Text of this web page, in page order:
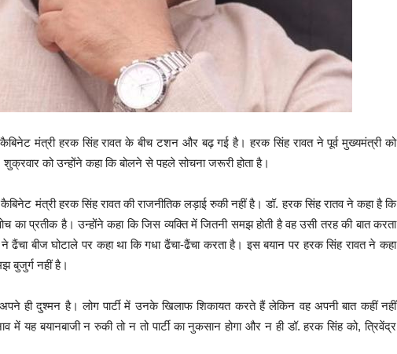
कैबिनेट मंत्री हरक सिंह रावत के बीच टशन और बढ़ गई है। हरक सिंह रावत ने पूर्व मुख्यमंत्री को
को उन्होंने कहा कि बोलने से पहले सोचना जरूरी होता है।
कैबिनेट मंत्री हरक सिंह रावत की राजनीतिक लड़ाई रुकी नहीं है। डॉ. हरक सिंह रातव ने कहा है कि
का प्रतीक है। उन्होंने कहा कि जिस व्यक्ति में जितनी समझ होती है वह उसी तरह की बात करता
ने ढैंचा बीज घोटाले पर कहा था कि गधा ढैंचा-ढैंचा करता है। इस बयान पर हरक सिंह रावत ने कहा
बुजुर्ग नहीं है।
ही दुश्मन है। लोग पार्टी में उनके खिलाफ शिकायत करते हैं लेकिन वह अपनी बात कहीं नहीं
यह बयानबाजी न रुकी तो न तो पार्टी का नुकसान होगा और न ही डॉ. हरक सिंह को, त्रिवेंद्र